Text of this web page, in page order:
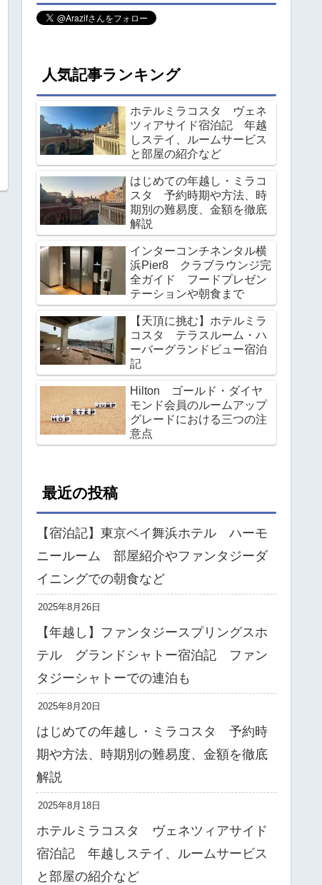
人気記事ランキング
ホテルミラコスタ ヴェネ
ツィアサイド宿泊記 年越
しステイ、ルームサービス
と部屋の紹介など
はじめての年越し・ミラコ
スタ 予約時期や方法、時
期別の難易度、金額を徹底
解説
インターコンチネンタル横
浜Pier8 クラブラウンジ完
全ガイド フードプレゼン
テーションや朝食まで
【天頂に挑む】ホテルミラ
コスタ テラスルーム・ハ
ーバーグランドビュー宿泊
記
Hilton ゴールド・ダイヤ
モンド会員のルームアップ
グレードにおける三つの注
意点
最近の投稿
【宿泊記】東京ベイ舞浜ホテル ハーモ
ニールーム 部屋紹介やファンタジーダ
イニングでの朝食など
2025年8月26日
【年越し】ファンタジースプリングスホ
テル グランドシャトー宿泊記 ファン
タジーシャトーでの連泊も
2025年8月20日
はじめての年越し・ミラコスタ 予約時
期や方法、時期別の難易度、金額を徹底
解説
2025年8月18日
ホテルミラコスタ ヴェネツィアサイド
宿泊記 年越しステイ、ルームサービス
と部屋の紹介など